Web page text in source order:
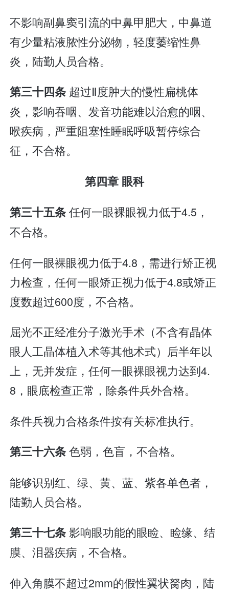
不影响副鼻窦引流的中鼻甲肥大，中鼻道
有少量粘液脓性分泌物，轻度萎缩性鼻
炎，陆勤人员合格。
第三十四条 超过Ⅱ度肿大的慢性扁桃体
炎，影响吞咽、发音功能难以治愈的咽、
喉疾病，严重阻塞性睡眠呼吸暂停综合
征，不合格。
第四章 眼科
第三十五条任何一眼裸眼视力低于4.5，
不合格。
任何一眼裸眼视力低于4.8，需进行矫正视
力检查，任何一眼矫正视力低于4.8或矫正
度数超过600度，不合格。
屈光不正经准分子激光手术（不含有晶体
眼人工晶体植入术等其他术式）后半年以
上，无并发症，任何一眼裸眼视力达到4.
8，眼底检查正常，除条件兵外合格。
条件兵视力合格条件按有关标准执行。
第三十六条色弱，色盲，不合格。
能够识别红、绿、黄、蓝、紫各单色者，
陆勤人员合格。
第三十七条影响眼功能的眼睑、睑缘、结
膜、泪器疾病，不合格。
伸入角膜不超过2mm的假性翼状胬肉，陆